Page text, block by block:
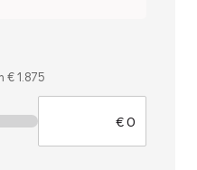
€ 1.875